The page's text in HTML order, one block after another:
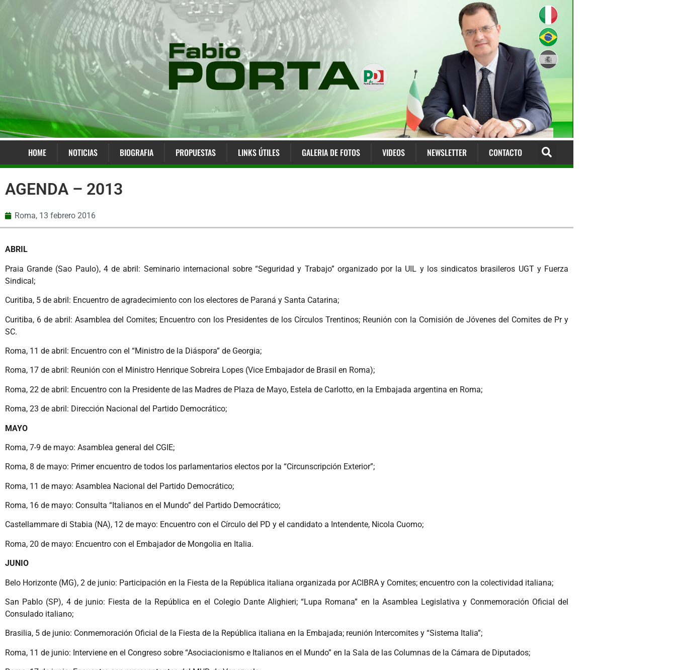
HOME NOTICIAS BIOGRAFIA PROPUESTAS LINKS ÚTILES GALERIA DE FOTOS VIDEOS NEWSLETTER CONTACTO
AGENDA – 2013
Roma, 13 febrero 2016
ABRIL
Praia Grande (Sao Paulo), 4 de abril: Seminario internacional sobre “Seguridad y Trabajo” organizado por la UIL y los sindicatos brasileros UGT y Fuerza
Sindical;
Curitiba, 5 de abril: Encuentro de agradecimiento con los electores de Paraná y Santa Catarina;
Curitiba, 6 de abril: Asamblea del Comites; Encuentro con los Presidentes de los Círculos Trentinos; Reunión con la Comisión de Jóvenes del Comites de Pr y
SC.
Roma, 11 de abril: Encuentro con el “Ministro de la Diáspora” de Georgia;
Roma, 17 de abril: Reunión con el Ministro Henrique Sobreira Lopes (Vice Embajador de Brasil en Roma);
Roma, 22 de abril: Encuentro con la Presidente de las Madres de Plaza de Mayo, Estela de Carlotto, en la Embajada argentina en Roma;
Roma, 23 de abril: Dirección Nacional del Partido Democrático;
MAYO
Roma, 7-9 de mayo: Asamblea general del CGIE;
Roma, 8 de mayo: Primer encuentro de todos los parlamentarios electos por la “Circunscripción Exterior”;
Roma, 11 de mayo: Asamblea Nacional del Partido Democrático;
Roma, 16 de mayo: Consulta “Italianos en el Mundo” del Partido Democrático;
Castellammare di Stabia (NA), 12 de mayo: Encuentro con el Círculo del PD y el candidato a Intendente, Nicola Cuomo;
Roma, 20 de mayo: Encuentro con el Embajador de Mongolia en Italia.
JUNIO
Belo Horizonte (MG), 2 de junio: Participación en la Fiesta de la República italiana organizada por ACIBRA y Comites; encuentro con la colectividad italiana;
San Pablo (SP), 4 de junio: Fiesta de la República en el Colegio Dante Alighieri; “Lupa Romana” en la Asamblea Legislativa y Conmemoración Oficial del
Consulado italiano;
Brasilia, 5 de junio: Conmemoración Oficial de la Fiesta de la República italiana en la Embajada; reunión Intercomites y “Sistema Italia”;
Roma, 11 de junio: Interviene en el Congreso sobre “Asociacionismo e Italianos en el Mundo” en la Sala de las Columnas de la Cámara de Diputados;